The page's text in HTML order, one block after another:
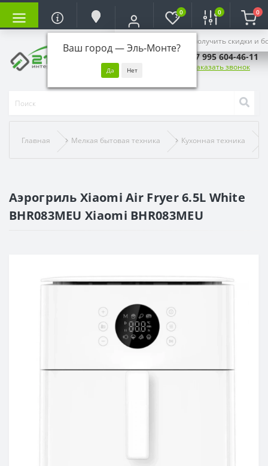
Ваш город —Эль-Монте?
Войдите, чтобы получить скидки и
0 0 0
+7 995 604-46-11
Заказать звонок
Главная Мелкая бытовая техника Кухонная техника
Аэрогриль Xiaomi Air Fryer 6.5L White
BHR083MEU Xiaomi BHR083MEU